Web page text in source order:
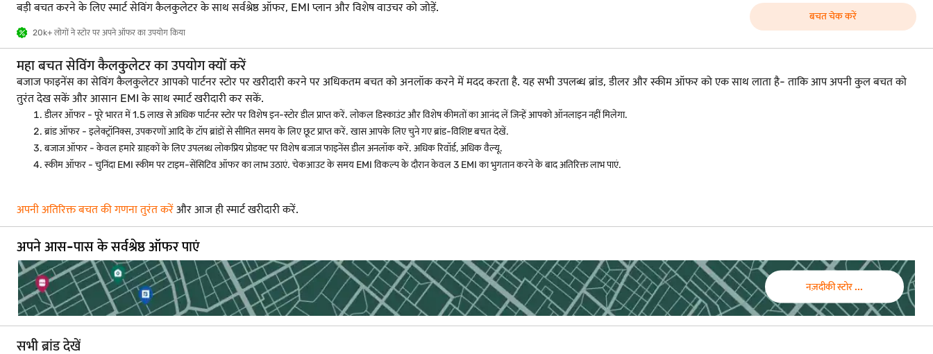
बड़ी बचत करने के लिए स्मार्ट सेविंग कैलकुलेटर के साथ सर्वश्रेष्ठ ऑफर, EMI प्लान और विशेष वाउचर को जोड़ें.
20k+ लोगों ने स्टोर पर अपने ऑफर का उपयोग किया
बचत चेक करें
महा बचत सेविंग कैलकुलेटर का उपयोग क्यों करें
बजाज फाइनेंस का सेविंग कैलकुलेटर आपको पार्टनर स्टोर पर खरीदारी करने पर अधिकतम बचत को अनलॉक करने में मदद करता है. यह सभी उपलब्ध ब्रांड, डीलर और स्कीम ऑफर को एक साथ लाता है- ताकि आप अपनी कुल बचत को
तुरंत देख सकें और आसान EMI के साथ स्मार्ट खरीदारी कर सकें.
डीलर ऑफर - पूरे भारत में 1.5 लाख से अधिक पार्टनर स्टोर पर विशेष इन-स्टोर डील प्राप्त करें. लोकल डिस्काउंट और विशेष कीमतों का आनंद लें जिन्हें आपको ऑनलाइन नहीं मिलेगा.
ब्रांड ऑफर - इलेक्ट्रॉनिक्स, उपकरणों आदि के टॉप ब्रांडों से सीमित समय के लिए छूट प्राप्त करें. खास आपके लिए चुने गए ब्रांड-विशिष्ट बचत देखें.
बजाज ऑफर - केवल हमारे ग्राहकों के लिए उपलब्ध लोकप्रिय प्रोडक्ट पर विशेष बजाज फाइनेंस डील अनलॉक करें. अधिक रिवॉर्ड, अधिक वैल्यू.
स्कीम ऑफर - चुनिंदा EMI स्कीम पर टाइम-सेंसिटिव ऑफर का लाभ उठाएं. चेकआउट के समय EMI विकल्प के दौरान केवल 3 EMI का भुगतान करने के बाद अतिरिक्त लाभ पाएं.
अपनी अतिरिक्त बचत की गणना तुरंत करें और आज ही स्मार्ट खरीदारी करें.
अपने आस-पास के सर्वश्रेष्ठ ऑफर पाएं
नज़दीकी स्टोर ...
सभी ब्रांड देखें